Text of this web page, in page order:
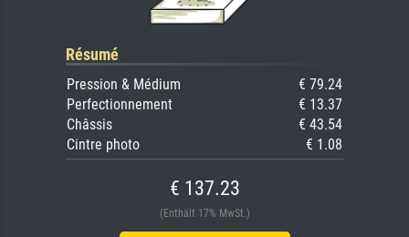
Résumé
Pression & Médium
€ 79.24
Perfectionnement
€ 13.37
Châssis
€ 43.54
Cintre photo
€ 1.08
€ 137.23
(Enthält 17% MwSt.)